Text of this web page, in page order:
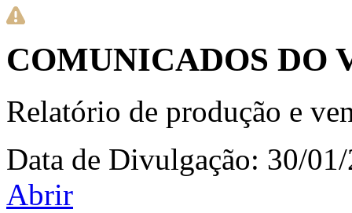
COMUNICADOS DO
Relatório de produção e
Data de Divulgação: 30/
Abrir